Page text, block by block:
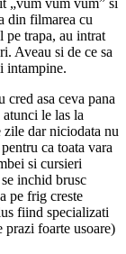
„vum vum vum” si
din filmarea cu
trapa, au intrat
Aveau si de ce sa
intampine.
cred asa ceva pana
le las la
dar niciodata nu
ca toata vara
si cursieri
inchid brusc
pe frig creste
fiind specializati
prazi foarte usoare)